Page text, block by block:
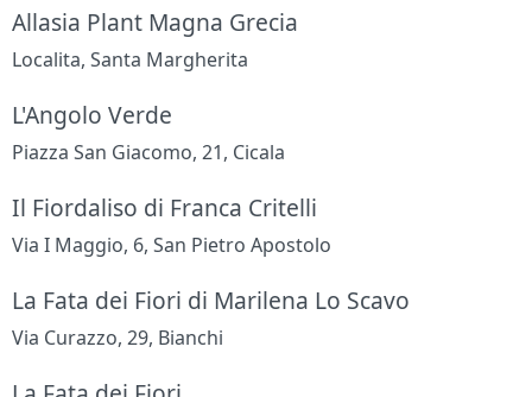
Allasia Plant Magna Grecia
Localita, Santa Margherita
L'Angolo Verde
Piazza San Giacomo, 21, Cicala
Il Fiordaliso di Franca Critelli
Via I Maggio, 6, San Pietro Apostolo
La Fata dei Fiori di Marilena Lo Scavo
Via Curazzo, 29, Bianchi